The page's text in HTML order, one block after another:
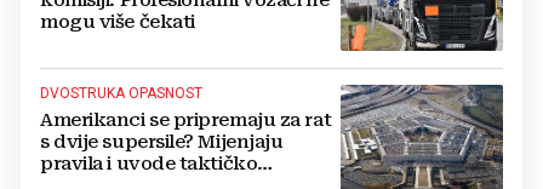
mogu više čekati
DVOSTRUKA OPASNOST
Amerikanci se pripremaju za rat
s dvije supersile? Mijenjaju
pravila i uvode taktičko